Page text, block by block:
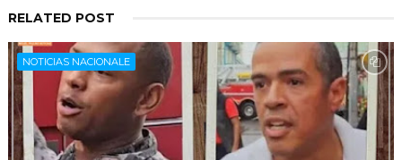
RELATED POST
NOTICIAS NACIONALE